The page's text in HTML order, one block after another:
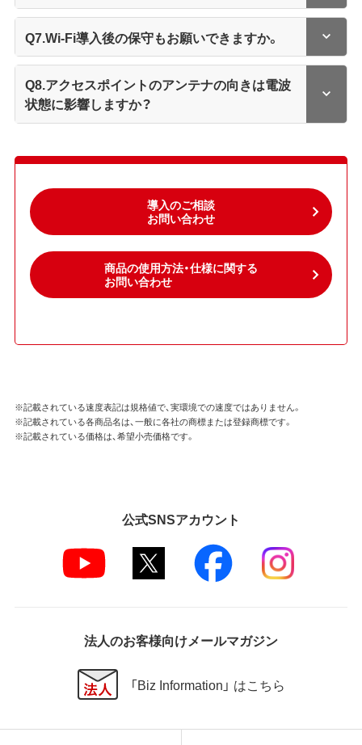
Q7.Wi-Fi導入後の保守もお願いできますか。
Q8.アクセスポイントのアンテナの向きは電波
状態に影響しますか？
導入のご相談
お問い合わせ
商品の使用方法・仕様に関する
お問い合わせ
※記載されている速度表記は規格値で、実環境での速度ではありません。
※記載されている各商品名は、一般に各社の商標または登録商標です。
※記載されている価格は、希望小売価格です。
公式SNSアカウント
法人のお客様向けメールマガジン
「Biz Information」 はこちら